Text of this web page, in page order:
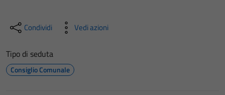
Condividi Vedi azioni
Tipo di seduta
Consiglio Comunale